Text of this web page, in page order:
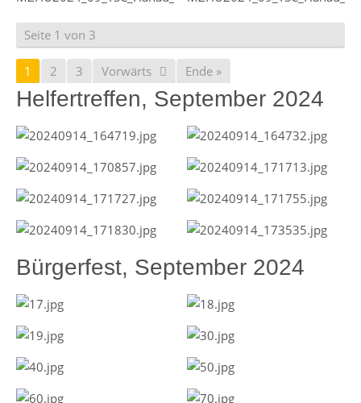
Seite 1 von 3
1 2 3 Vorwärts Ende »
Helfertreffen, September 2024
Bürgerfest, September 2024